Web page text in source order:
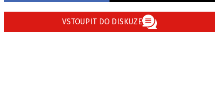
VSTOUPIT DO DISKUZE